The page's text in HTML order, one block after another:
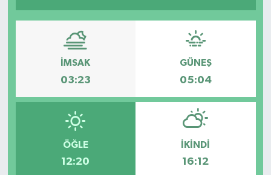
İMSAK
03:23
GÜNEŞ
05:04
ÖĞLE
12:20
İKINDI
16:12